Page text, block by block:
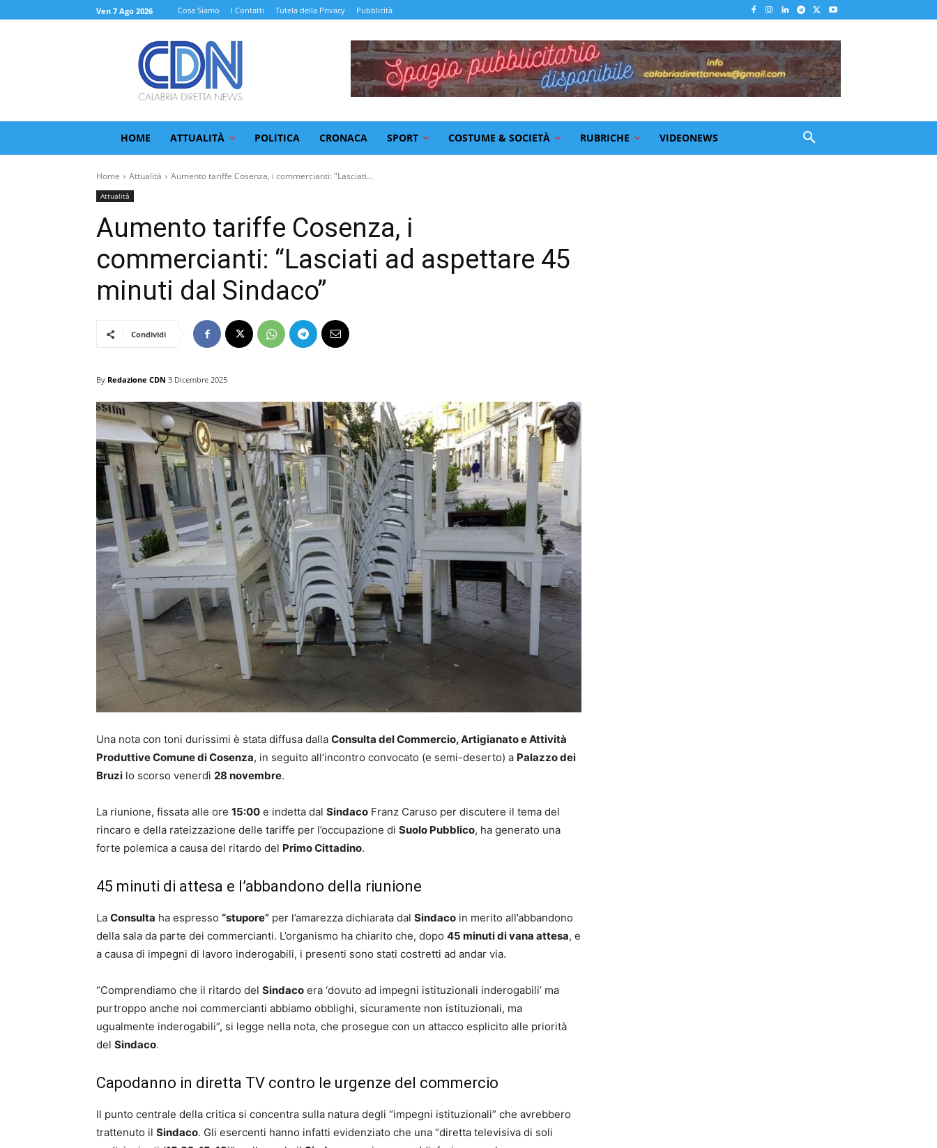
Ven 7 Ago 2026 Cosa Siamo I Contatti Tutela della Privacy Pubblicità
HOME ATTUALITÀ POLITICA CRONACA SPORT COSTUME & SOCIETÀ RUBRICHE VIDEONEWS
Home Attualità Aumento tariffe Cosenza, i commercianti: "Lasciati...
Attualità
Aumento tariffe Cosenza, i
commercianti: “Lasciati ad aspettare 45
minuti dal Sindaco”
Condividi
By Redazione CDN 3 Dicembre 2025
Una nota con toni durissimi è stata diffusa dalla Consulta del Commercio, Artigianato e Attività
Produttive Comune di Cosenza, in seguito all’incontro convocato (e semi-deserto) a Palazzo dei
Bruzi lo scorso venerdì 28 novembre.
La riunione, fissata alle ore 15:00 e indetta dal Sindaco Franz Caruso per discutere il tema del
rincaro e della rateizzazione delle tariffe per l’occupazione di Suolo Pubblico, ha generato una
forte polemica a causa del ritardo del Primo Cittadino.
45 minuti di attesa e l’abbandono della riunione
La Consulta ha espresso “stupore” per l’amarezza dichiarata dal Sindaco in merito all’abbandono
della sala da parte dei commercianti. L’organismo ha chiarito che, dopo 45 minuti di vana attesa, e
a causa di impegni di lavoro inderogabili, i presenti sono stati costretti ad andar via.
“Comprendiamo che il ritardo del Sindaco era ‘dovuto ad impegni istituzionali inderogabili’ ma
purtroppo anche noi commercianti abbiamo obblighi, sicuramente non istituzionali, ma
ugualmente inderogabili”, si legge nella nota, che prosegue con un attacco esplicito alle priorità
del Sindaco.
Capodanno in diretta TV contro le urgenze del commercio
Il punto centrale della critica si concentra sulla natura degli “impegni istituzionali” che avrebbero
trattenuto il Sindaco. Gli esercenti hanno infatti evidenziato che una “diretta televisiva di soli